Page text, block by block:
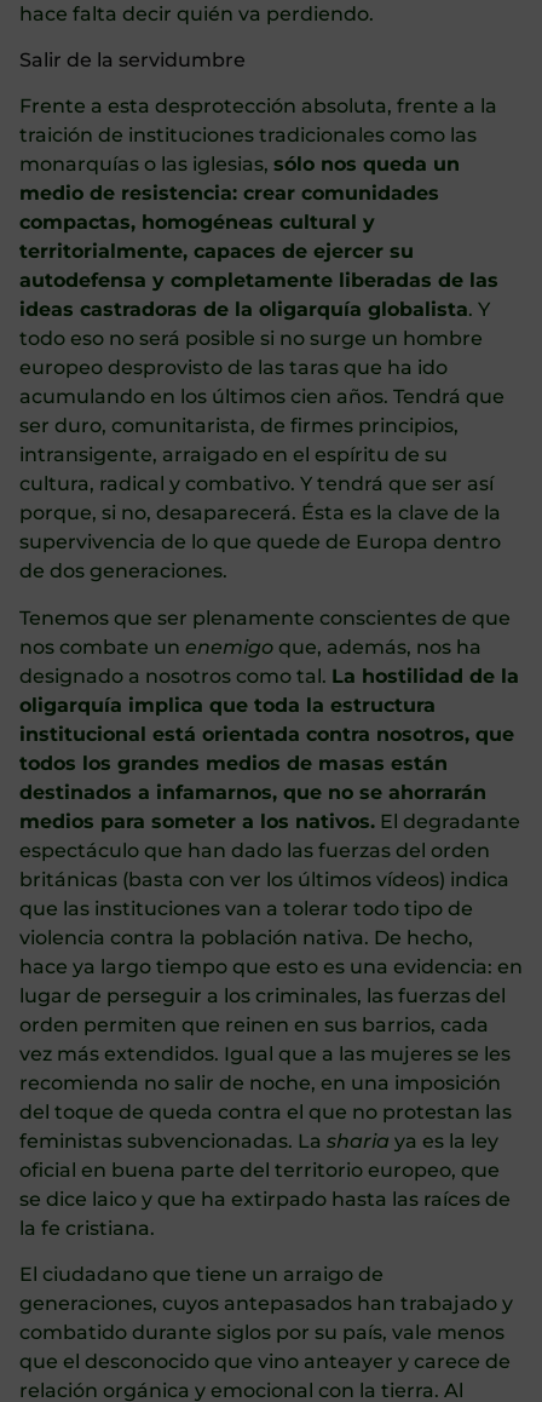
hace falta decir quién va perdiendo.
Salir de la servidumbre
Frente a esta desprotección absoluta, frente a la
traición de instituciones tradicionales como las
monarquías o las iglesias, sólo nos queda un
medio de resistencia: crear comunidades
compactas, homogéneas cultural y
territorialmente, capaces de ejercer su
autodefensa y completamente liberadas de las
ideas castradoras de la oligarquía globalista. Y
todo eso no será posible si no surge un hombre
europeo desprovisto de las taras que ha ido
acumulando en los últimos cien años. Tendrá que
ser duro, comunitarista, de firmes principios,
intransigente, arraigado en el espíritu de su
cultura, radical y combativo. Y tendrá que ser así
porque, si no, desaparecerá. Ésta es la clave de la
supervivencia de lo que quede de Europa dentro
de dos generaciones.
Tenemos que ser plenamente conscientes de que
nos combate un enemigo que, además, nos ha
designado a nosotros como tal. La hostilidad de la
oligarquía implica que toda la estructura
institucional está orientada contra nosotros, que
todos los grandes medios de masas están
destinados a infamarnos, que no se ahorrarán
medios para someter a los nativos. El degradante
espectáculo que han dado las fuerzas del orden
británicas (basta con ver los últimos vídeos) indica
que las instituciones van a tolerar todo tipo de
violencia contra la población nativa. De hecho,
hace ya largo tiempo que esto es una evidencia: en
lugar de perseguir a los criminales, las fuerzas del
orden permiten que reinen en sus barrios, cada
vez más extendidos. Igual que a las mujeres se les
recomienda no salir de noche, en una imposición
del toque de queda contra el que no protestan las
feministas subvencionadas. La sharia ya es la ley
oficial en buena parte del territorio europeo, que
se dice laico y que ha extirpado hasta las raíces de
la fe cristiana.
El ciudadano que tiene un arraigo de
generaciones, cuyos antepasados han trabajado y
combatido durante siglos por su país, vale menos
que el desconocido que vino anteayer y carece de
relación orgánica y emocional con la tierra. Al